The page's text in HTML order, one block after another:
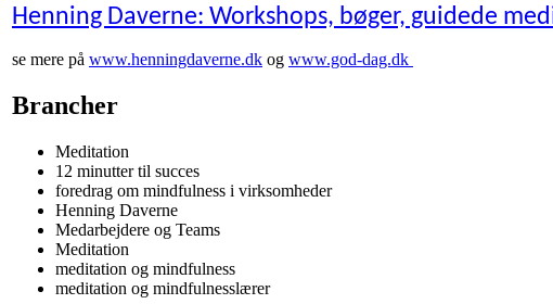
Henning Daverne: Workshops, bøger, guidede
se mere på www.henningdaverne.dk og www.god-dag.dk
Brancher
Meditation
12 minutter til succes
foredrag om mindfulness i virksomheder
Henning Daverne
Medarbejdere og Teams
Meditation
meditation og mindfulness
meditation og mindfulnesslærer